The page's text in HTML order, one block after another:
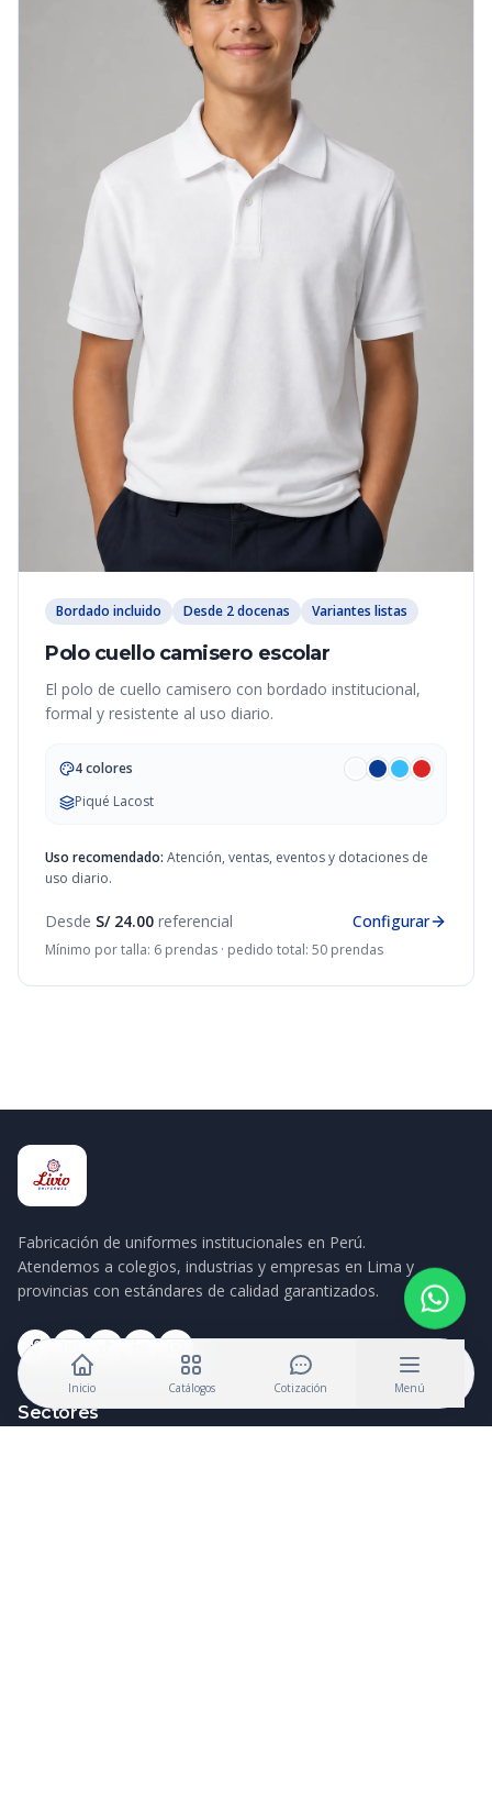
Bordado incluido Desde 2 docenas Variantes listas
Polo cuello camisero escolar
El polo de cuello camisero con bordado institucional,
formal y resistente al uso diario.
4 colores
Piqué Lacost
Uso recomendado: Atención, ventas, eventos y dotaciones de
uso diario.
Desde S/ 24.00 referencial Configurar
Mínimo por talla: 6 prendas · pedido total: 50 prendas
Fabricación de uniformes institucionales en Perú.
Atendemos a colegios, industrias y empresas en Lima y
provincias con estándares de calidad garantizados.
Sectores
Inicio Catálogos Cotización Menú